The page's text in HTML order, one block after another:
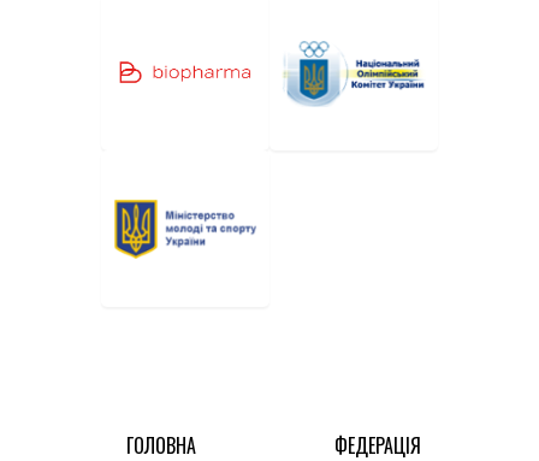
ГОЛОВНА ФЕДЕРАЦІЯ